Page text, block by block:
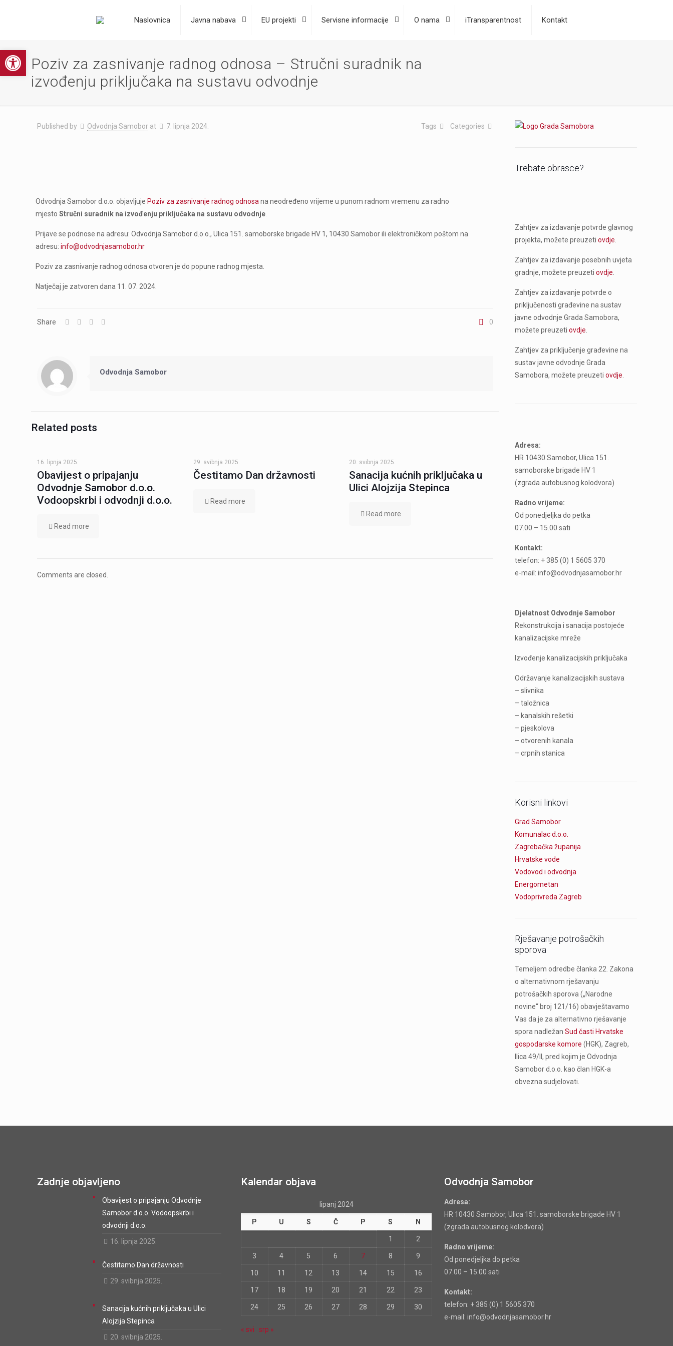
Open toolbar
Naslovnica Javna nabava EU projekti Servisne informacije O nama iTransparentnost Kontakt
Poziv za zasnivanje radnog odnosa – Stručni suradnik na
izvođenju priključaka na sustavu odvodnje
Published by Odvodnja Samobor at 7. lipnja 2024. Categories
Tags
Odvodnja Samobor d.o.o. objavljuje Poziv za zasnivanje radnog odnosa na neodređeno vrijeme u punom radnom vremenu za radno
mjestoStručni suradnik na izvođenju priključaka na sustavu odvodnje
Prijave se podnose na adresu: Odvodnja Samobor d.o.o., Ulica 151. samoborske brigade HV 1, 10430 Samobor ili elektroničkom poštom na
adresu:info@odvodnjasamobor.hr
Poziv za zasnivanje radnog odnosa otvoren je do popune radnog mjesta.
Natječaj je zatvoren dana 11. 07. 2024.
Share 0
Odvodnja Samobor
Related posts
16. lipnja 2025.
Obavijest o pripajanju
Odvodnje Samobor d.o.o.
Vodoopskrbi i odvodnji d.o.o.
Read more
29. svibnja 2025.
Čestitamo Dan državnosti
Read more
20. svibnja 2025.
Sanacija kućnih priključaka u
Ulici Alojzija Stepinca
Read more
Comments are closed.
Trebate obrasce?
Zahtjev za izdavanje potvrde glavnog
projekta, možete preuzeti ovdje
Zahtjev za izdavanje posebnih uvjeta
gradnje, možete preuzeti ovdje
Zahtjev za izdavanje potvrde o
priključenosti građevine na sustav
javne odvodnje Grada Samobora,
možete preuzeti ovdje
Zahtjev za priključenje građevine na
sustav javne odvodnje Grada
Samobora, možete preuzeti ovdje
Adresa:
HR 10430 Samobor, Ulica 151.
samoborske brigade HV 1
(zgrada autobusnog kolodvora)
Radno vrijeme:
Od ponedjeljka do petka
07.00 – 15.00 sati
Kontakt:
telefon: + 385 (0) 1 5605 370
e-mail: info@odvodnjasamobor.hr
Djelatnost Odvodnje Samobor
Rekonstrukcija i sanacija postojeće
kanalizacijske mreže
Izvođenje kanalizacijskih priključaka
Održavanje kanalizacijskih sustava
– slivnika
– taložnica
– kanalskih rešetki
– pjeskolova
– otvorenih kanala
– crpnih stanica
Korisni linkovi
Grad Samobor
Komunalac d.o.o.
Zagrebačka županija
Hrvatske vode
Vodovod i odvodnja
Energometan
Vodoprivreda Zagreb
Rješavanje potrošačkih
sporova
Temeljem odredbe članka 22. Zakona
o alternativnom rješavanju
potrošačkih sporova („Narodne
novine“ broj 121/16) obavještavamo
Vas da je za alternativno rješavanje
spora nadležan Sud časti Hrvatske
gospodarske komore (HGK), Zagreb,
Ilica 49/II, pred kojim je Odvodnja
Samobor d.o.o. kao član HGK-a
obvezna sudjelovati.
Zadnje objavljeno
Obavijest o pripajanju Odvodnje
Samobor d.o.o. Vodoopskrbi i
odvodnji d.o.o.
16. lipnja 2025.
Čestitamo Dan državnosti
29. svibnja 2025.
Sanacija kućnih priključaka u Ulici
Alojzija Stepinca
20. svibnja 2025.
Kalendar objava
lipanj 2024
P U S Č P S N
1 2
3 4 5 6 7 8 9
10 11 12 13 14 15 16
17 18 19 20 21 22 23
24 25 26 27 28 29 30
« svi srp »
Odvodnja Samobor
Adresa:
HR 10430 Samobor, Ulica 151. samoborske brigade HV 1
(zgrada autobusnog kolodvora)
Radno vrijeme:
Od ponedjeljka do petka
07.00 – 15.00 sati
Kontakt:
telefon: + 385 (0) 1 5605 370
e-mail: info@odvodnjasamobor.hr